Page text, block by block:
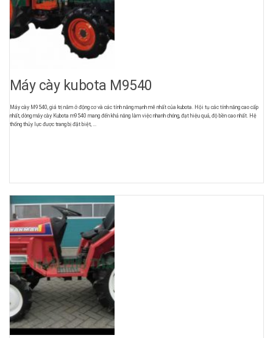
Máy cày kubota M9540
Máy cày M9540, giá trị nằm ở động cơ và các tính năng mạnh mẽ nhất của kubota. Hội tụ các tính năng cao cấp
nhất, dòng máy cày Kubota m9540 mang đến khả năng làm việc nhanh chóng, đạt hiệu quả, độ bền cao nhất. Hệ
thống thủy lực được trang bị đặt biệt, ...